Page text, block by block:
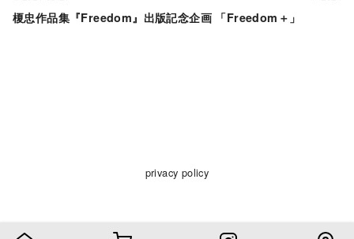
榎忠作品集『Freedom』出版記念企画 「Freedom＋」
privacy policy